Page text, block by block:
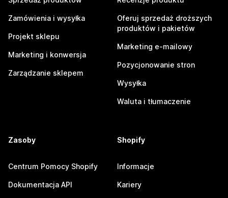
Zamówienia i wysyłka
Projekt sklepu
Marketing i konwersja
Zarządzanie sklepem
Oferuj sprzedaż droższych
produktów i pakietów
Marketing e-mailowy
Pozycjonowanie stron
Wysyłka
Waluta i tłumaczenie
Zasoby
Centrum Pomocy Shopify
Dokumentacja API
Shopify
Informacje
Kariery